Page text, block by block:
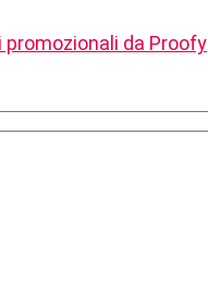
da Proofy